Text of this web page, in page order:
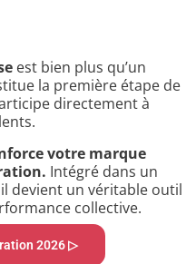
est bien plus qu’un
la première étape de
directement à
votre marque
Intégré dans un
devient un véritable outil
collective.
2026 ▷